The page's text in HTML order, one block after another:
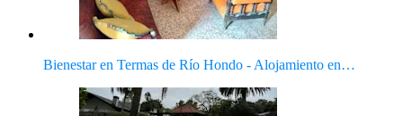
Bienestar en Termas de Río Hondo - Alojamiento en…